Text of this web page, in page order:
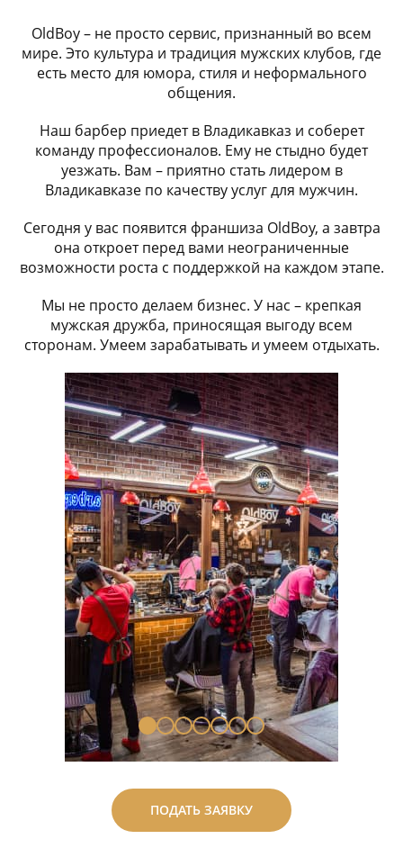
OldBoy – не просто сервис, признанный во всем
мире. Это культура и традиция мужских клубов, где
есть место для юмора, стиля и неформального
общения.
Наш барбер приедет в Владикавказ и соберет
команду профессионалов. Ему не стыдно будет
уезжать. Вам – приятно стать лидером в
Владикавказе по качеству услуг для мужчин.
Сегодня у вас появится франшиза OldBoy, а завтра
она откроет перед вами неограниченные
возможности роста с поддержкой на каждом этапе.
Мы не просто делаем бизнес. У нас – крепкая
мужская дружба, приносящая выгоду всем
сторонам. Умеем зарабатывать и умеем отдыхать.
ПОДАТЬ ЗАЯВКУ